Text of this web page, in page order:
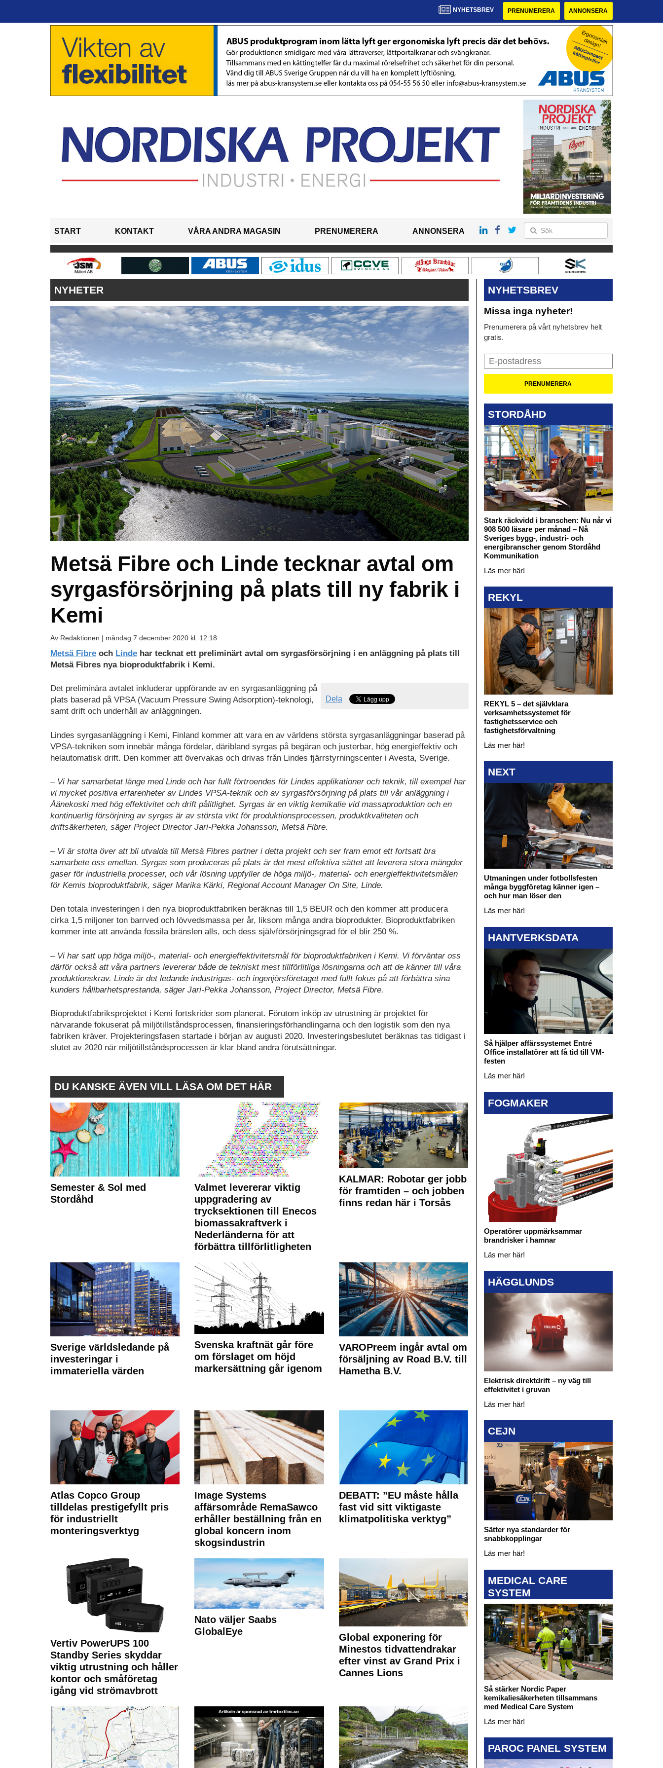
NYHETSBREV PRENUMERERA ANNONSERA
START KONTAKT VÅRA ANDRA MAGASIN PRENUMERERA ANNONSERA
NYHETER
Metsä Fibre och Linde tecknar avtal om
syrgasförsörjning på plats till ny fabrik i
Kemi
Av Redaktionen | måndag 7 december 2020 kl. 12:18
Metsä Fibre och Linde har tecknat ett preliminärt avtal om syrgasförsörjning i en anläggning på plats till
Metsä Fibres nya bioproduktfabrik i Kemi.
Dela
Det preliminära avtalet inkluderar uppförande av en syrgasanläggning på
plats baserad på VPSA (Vacuum Pressure Swing Adsorption)-teknologi,
samt drift och underhåll av anläggningen.
Lindes syrgasanläggning i Kemi, Finland kommer att vara en av världens största syrgasanläggningar baserad på
VPSA-tekniken som innebär många fördelar, däribland syrgas på begäran och justerbar, hög energieffektiv och
helautomatisk drift. Den kommer att övervakas och drivas från Lindes fjärrstyrningscenter i Avesta, Sverige.
– Vi har samarbetat länge med Linde och har fullt förtroendes för Lindes applikationer och teknik, till exempel har
vi mycket positiva erfarenheter av Lindes VPSA-teknik och av syrgasförsörjning på plats till vår anläggning i
Äänekoski med hög effektivitet och drift pålitlighet. Syrgas är en viktig kemikalie vid massaproduktion och en
kontinuerlig försörjning av syrgas är av största vikt för produktionsprocessen, produktkvaliteten och
driftsäkerheten, säger Project Director Jari-Pekka Johansson, Metsä Fibre.
– Vi är stolta över att bli utvalda till Metsä Fibres partner i detta projekt och ser fram emot ett fortsatt bra
samarbete oss emellan. Syrgas som produceras på plats är det mest effektiva sättet att leverera stora mängder
gaser för industriella processer, och vår lösning uppfyller de höga miljö-, material- och energieffektivitetsmålen
för Kemis bioproduktfabrik, säger Marika Kärki, Regional Account Manager On Site, Linde.
Den totala investeringen i den nya bioproduktfabriken beräknas till 1,5 BEUR och den kommer att producera
cirka 1,5 miljoner ton barrved och lövvedsmassa per år, liksom många andra bioprodukter. Bioproduktfabriken
kommer inte att använda fossila bränslen alls, och dess självförsörjningsgrad för el blir 250 %.
– Vi har satt upp höga miljö-, material- och energieffektivitetsmål för bioproduktfabriken i Kemi. Vi förväntar oss
därför också att våra partners levererar både de tekniskt mest tillförlitliga lösningarna och att de känner till våra
produktionskrav. Linde är det ledande industrigas- och ingenjörsföretaget med fullt fokus på att förbättra sina
kunders hållbarhetsprestanda, säger Jari-Pekka Johansson, Project Director, Metsä Fibre.
Bioproduktfabriksprojektet i Kemi fortskrider som planerat. Förutom inköp av utrustning är projektet för
närvarande fokuserat på miljötillståndsprocessen, finansieringsförhandlingarna och den logistik som den nya
fabriken kräver. Projekteringsfasen startade i början av augusti 2020. Investeringsbeslutet beräknas tas tidigast i
slutet av 2020 när miljötillståndsprocessen är klar bland andra förutsättningar.
DU KANSKE ÄVEN VILL LÄSA OM DET HÄR
Semester & Sol med
Stordåhd
Valmet levererar viktig
uppgradering av
trycksektionen till Enecos
biomassakraftverk i
Nederländerna för att
förbättra tillförlitligheten
KALMAR: Robotar ger jobb
för framtiden – och jobben
finns redan här i Torsås
Sverige världsledande på
investeringar i
immateriella värden
Svenska kraftnät går före
om förslaget om höjd
markersättning går igenom
VAROPreem ingår avtal om
försäljning av Road B.V. till
Hametha B.V.
Atlas Copco Group
tilldelas prestigefyllt pris
för industriellt
monteringsverktyg
Image Systems
affärsområde RemaSawco
erhåller beställning från en
global koncern inom
skogsindustrin
DEBATT: ”EU måste hålla
fast vid sitt viktigaste
klimatpolitiska verktyg”
Vertiv PowerUPS 100
Standby Series skyddar
viktig utrustning och håller
kontor och småföretag
igång vid strömavbrott
Nato väljer Saabs
GlobalEye
Global exponering för
Minestos tidvattendrakar
efter vinst av Grand Prix i
Cannes Lions
NYHETSBREV
Missa inga nyheter!
Prenumerera på vårt nyhetsbrev helt
gratis.
STORDÅHD
Stark räckvidd i branschen: Nu når vi
908 500 läsare per månad – Nå
Sveriges bygg-, industri- och
energibranscher genom Stordåhd
Kommunikation
Läs mer här!
REKYL
REKYL 5 – det självklara
verksamhetssystemet för
fastighetsservice och
fastighetsförvaltning
Läs mer här!
NEXT
Utmaningen under fotbollsfesten
många byggföretag känner igen –
och hur man löser den
Läs mer här!
HANTVERKSDATA
Så hjälper affärssystemet Entré
Office installatörer att få tid till VM-
festen
Läs mer här!
FOGMAKER
Operatörer uppmärksammar
brandrisker i hamnar
Läs mer här!
HÄGGLUNDS
Elektrisk direktdrift – ny väg till
effektivitet i gruvan
Läs mer här!
CEJN
Sätter nya standarder för
snabbkopplingar
Läs mer här!
MEDICAL CARE
SYSTEM
Så stärker Nordic Paper
kemikaliesäkerheten tillsammans
med Medical Care System
Läs mer här!
PAROC PANEL SYSTEM